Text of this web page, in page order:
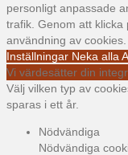
personligt anpassade
trafik. Genom att klicka
användning av cookies.
Inställningar Neka alla
Vi värdesätter din
Välj vilken typ av
sparas i ett år.
Nödvändiga
Nödvändiga